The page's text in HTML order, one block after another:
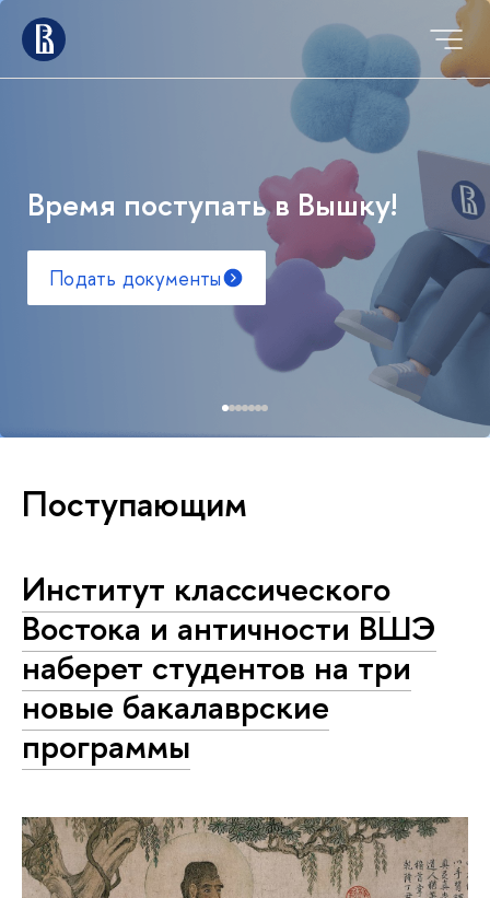
Время поступать в Вышку!
Подать документы
Поступающим
Институт классического
Востока и античности ВШЭ
наберет студентов на три
новые бакалаврские
программы